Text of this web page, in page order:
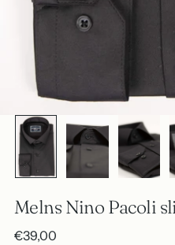
Melns Nino Pacoli
Parastā
€39,00